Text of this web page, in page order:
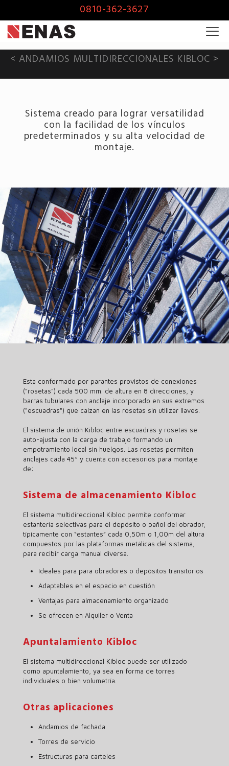
0810-362-3627
< ANDAMIOS MULTIDIRECCIONALES KIBLOC >
Sistema creado para lograr versatilidad
con la facilidad de los vínculos
predeterminados y su alta velocidad de
montaje.
Esta conformado por parantes provistos de conexiones
("rosetas") cada 500 mm. de altura en 8 direcciones, y
barras tubulares con anclaje incorporado en sus extremos
("escuadras") que calzan en las rosetas sin utilizar llaves.
El sistema de unión Kibloc entre escuadras y rosetas se
auto-ajusta con la carga de trabajo formando un
empotramiento local sin huelgos. Las rosetas permiten
anclajes cada 45º y cuenta con accesorios para montaje
de:
Sistema de almacenamiento Kibloc
El sistema multidireccional Kibloc permite conformar
estantería selectivas para el depósito o pañol del obrador,
típicamente con “estantes” cada 0,50m o 1,00m del altura
compuestos por las plataformas metálicas del sistema,
para recibir carga manual diversa.
Ideales para para obradores o depósitos transitorios
Adaptables en el espacio en cuestión
Ventajas para almacenamiento organizado
Se ofrecen en Alquiler o Venta
Apuntalamiento Kibloc
El sistema multidireccional Kibloc puede ser utilizado
como apuntalamiento, ya sea en forma de torres
individuales o bien volumetría.
Otras aplicaciones
Andamios de fachada
Torres de servicio
Estructuras para carteles